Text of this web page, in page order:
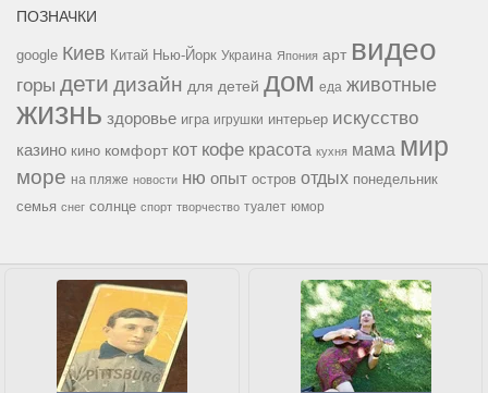
ПОЗНАЧКИ
google Киев Китай Нью-Йорк Украина Япония арт видео
горы дети дизайн для детей дом еда животные
жизнь здоровье игра игрушки интерьер искусство
казино кино комфорт кот кофе красота кухня мама мир
море на пляже новости ню опыт остров отдых понедельник
семья снег солнце спорт творчество туалет юмор